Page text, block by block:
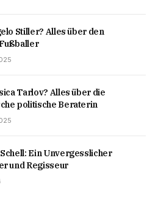
Stiller? Alles über den
Tarlov? Alles über die
politische Beraterin
Ein Unvergesslicher
und Regisseur